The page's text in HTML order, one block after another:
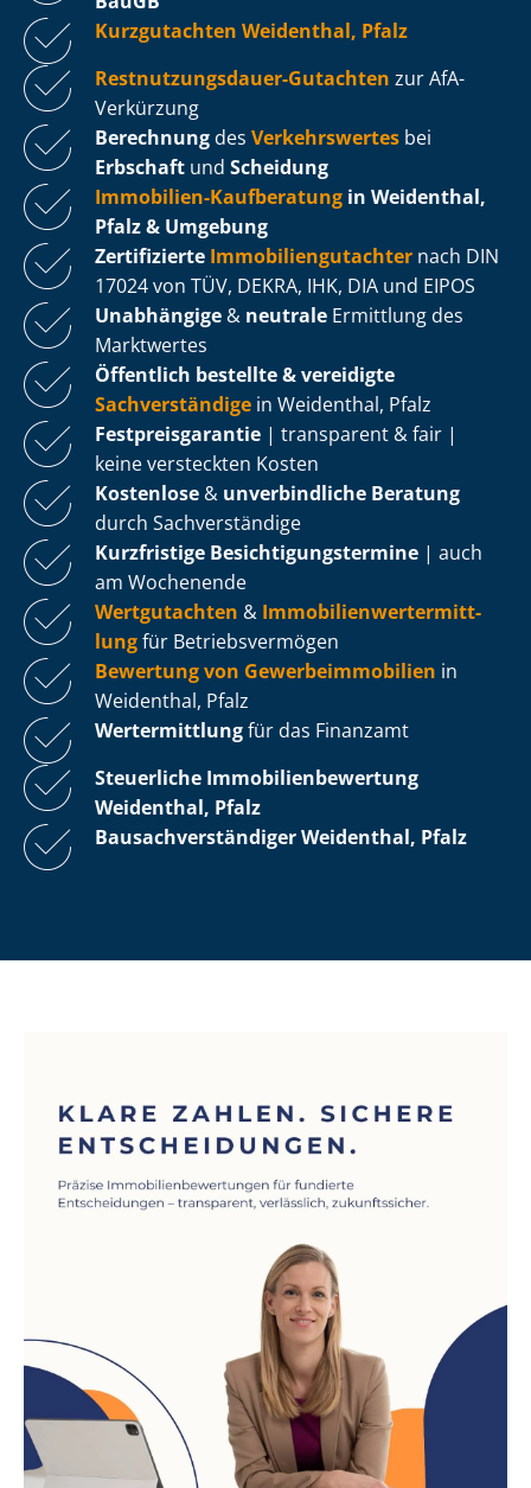
Kurzgutachten Weidenthal, Pfalz
Rest­nut­zungs­dau­er-Gutachten zur AfA-
Verkürzung
Berechnung des Verkehrswertes bei
Erbschaft und Scheidung
Immobilien-Kaufberatung in Weidenthal,
Pfalz & Umgebung
Zertifizierte Im­mo­bi­li­en­gut­ach­ter nach DIN
17024 von TÜV, DEKRA, IHK, DIA und EIPOS
Unabhängige & neutrale Ermittlung des
Marktwertes
Öffentlich bestellte & vereidigte
Sachverständige in Weidenthal, Pfalz
Fest­preis­ga­ran­tie | transparent & fair |
keine versteckten Kosten
Kostenlose & unverbindliche Beratung
durch Sachverständige
Kurzfristige Be­sich­ti­gungs­ter­mi­ne | auch
am Wochenende
Wertgutachten & Im­mo­bi­li­en­wert­ermitt­
lungfür Be­triebs­ver­mö­gen
Bewertung von Ge­wer­be­im­mo­bi­li­en in
Weidenthal, Pfalz
Wertermittlungfür das Finanzamt
Steuerliche Im­mo­bi­li­en­be­wer­tung
Weidenthal, Pfalz
Bau­sach­ver­stän­di­ger Weidenthal, Pfalz